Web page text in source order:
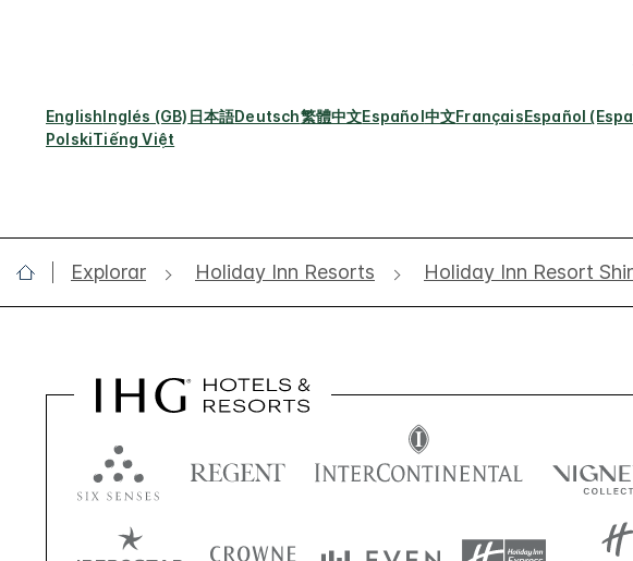
EnglishInglés (GB) 日本語Deutsch繁體中文Español中文FrançaisEspañol
PolskiTiếng Việt
Explorar Holiday Inn Resorts Holiday Inn Resort